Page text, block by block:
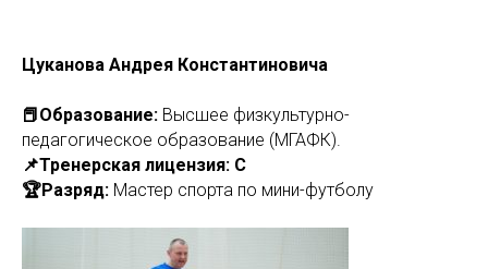
Цуканова Андрея Константиновича
📕Образование: Высшее физкультурно-
педагогическое образование (МГАФК).
📌Тренерская лицензия: С
🏆Разряд: Мастер спорта по мини-футболу